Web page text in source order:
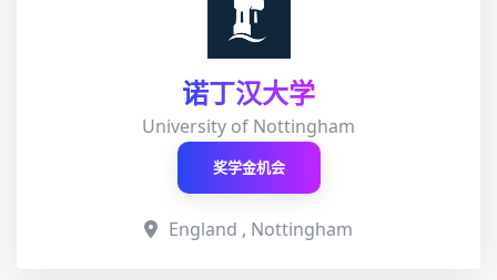
诺丁汉大学
University of Nottingham
奖学金机会
England , Nottingham